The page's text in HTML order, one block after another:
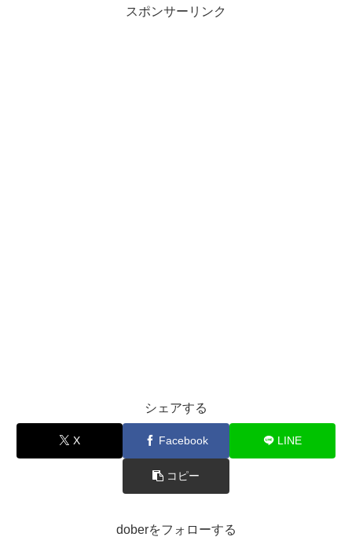
スポンサーリンク
シェアする
X Facebook LINE
コピー
doberをフォローする